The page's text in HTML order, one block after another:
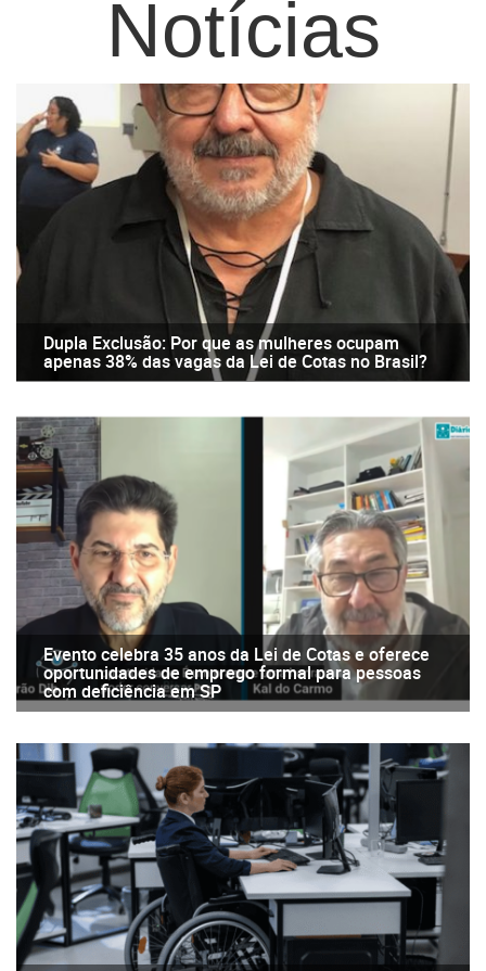
Notícias
Dupla Exclusão: Por que as mulheres ocupam
apenas 38% das vagas da Lei de Cotas no Brasil?
Evento celebra 35 anos da Lei de Cotas e oferece
oportunidades de emprego formal para pessoas
com deficiência em SP